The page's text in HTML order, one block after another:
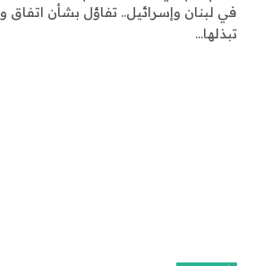
في لبنان وإسرائيل.. تفاؤل بشأن
تبذلها…